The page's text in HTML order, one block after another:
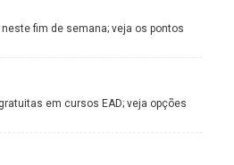
fim de semana; veja os pontos
em cursos EAD; veja opções